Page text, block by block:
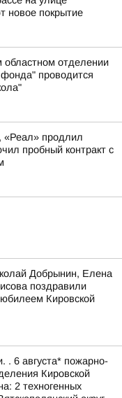
новое покрытие
областном отделении
фонда" проводится
«Реал» продлил
пробный контракт с
Добрынин, Елена
поздравили
Кировской
6 августа* пожарно-
Кировской
2 техногенных